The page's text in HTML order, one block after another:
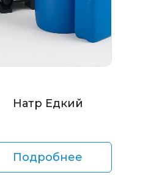
Натр Едкий
Подробнее